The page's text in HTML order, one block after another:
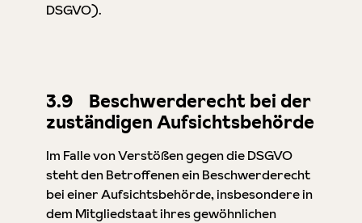
DSGVO).
3.9 Beschwerderecht bei der
zuständigen Aufsichtsbehörde
Im Falle von Verstößen gegen die DSGVO
steht den Betroffenen ein Beschwerderecht
bei einer Aufsichtsbehörde, insbesondere in
dem Mitgliedstaat ihres gewöhnlichen